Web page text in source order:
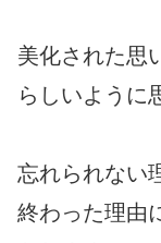
美化された思
らしいように
忘れられない
終わった理由